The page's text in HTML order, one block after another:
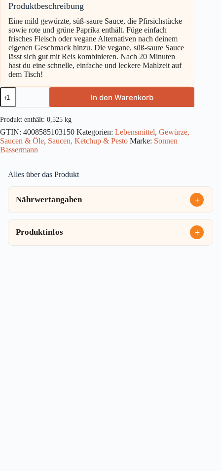
Produktbeschreibung
Eine mild gewürzte, süß-saure Sauce, die Pfirsichstücke
sowie rote und grüne Paprika enthält. Füge einfach
frisches Fleisch oder vegane Alternativen nach deinem
eigenen Geschmack hinzu. Die vegane, süß-saure Sauce
lässt sich gut mit Reis kombinieren. Nach 20 Minuten
hast du eine schnelle, einfache und leckere Mahlzeit auf
dem Tisch!
Sonnen
Bassermann
Süss
Sauer
525g
Menge
In den Warenkorb
Produkt enthält: 0,525 kg
GTIN: 4008585103150 Kategorien: Lebensmittel, Gewürze,
Saucen & Öle, Saucen, Ketchup & Pesto Marke: Sonnen
Bassermann
Alles über das Produkt
Nährwertangaben
Produktinfos